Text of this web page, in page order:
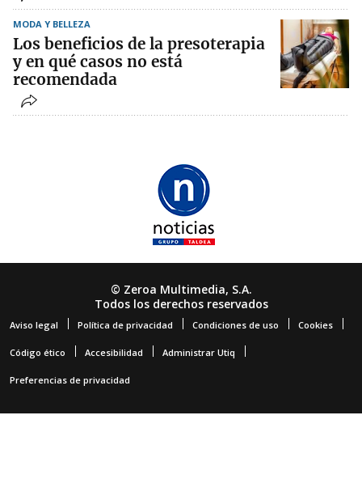
MODA Y BELLEZA
Los beneficios de la presoterapia
y en qué casos no está
recomendada
© Zeroa Multimedia, S.A.
Todos los derechos reservados
Aviso legal Política de privacidad Condiciones de uso Cookies
Código ético Accesibilidad Administrar Utiq
Preferencias de privacidad